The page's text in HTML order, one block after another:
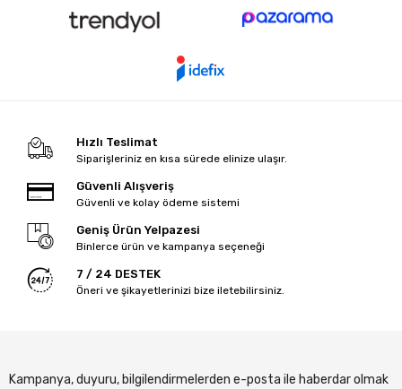
Hızlı Teslimat
Siparişleriniz en kısa sürede elinize ulaşır.
Güvenli Alışveriş
Güvenli ve kolay ödeme sistemi
Geniş Ürün Yelpazesi
Binlerce ürün ve kampanya seçeneği
7 / 24 DESTEK
Öneri ve şikayetlerinizi bize iletebilirsiniz.
Kampanya, duyuru, bilgilendirmelerden e-posta ile haberdar olmak